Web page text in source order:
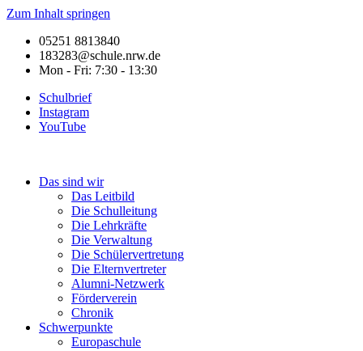
Zum Inhalt springen
05251 8813840
183283@schule.nrw.de
Mon - Fri: 7:30 - 13:30
Schulbrief
Instagram
YouTube
Das sind wir
Das Leitbild
Die Schulleitung
Die Lehrkräfte
Die Verwaltung
Die Schülervertretung
Die Elternvertreter
Alumni-Netzwerk
Förderverein
Chronik
Schwerpunkte
Europaschule